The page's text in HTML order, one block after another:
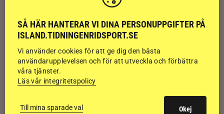
Kolla klippet: Se ritten som gav guldläge
inför finalen
Kolla klippet: Svenskägda hingsten bäst
av sexåringarna på Landsmót
SÅ HÄR HANTERAR VI DINA PERSONUPPGIFTER PÅ
ISLAND.TIDNINGENRIDSPORT.SE
Vi använder cookies för att ge dig den bästa
användarupplevelsen och för att utveckla och förbättra
våra tjänster.
Läs vår integritetspolicy
Till mina sparade val Okej